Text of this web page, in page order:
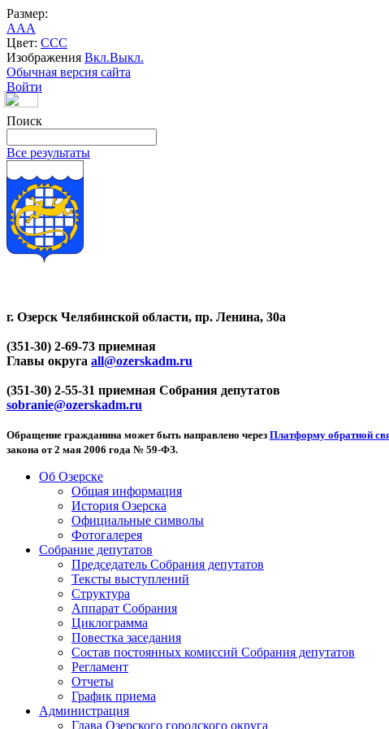
Размер:
AAA
Цвет: CCC
Изображения Вкл.Выкл.
Обычная версия сайта
Войти
Поиск
Все результаты
г. Озерск Челябинской области, пр. Ленина, 30а
(351-30) 2-69-73 приемная
Главы округа all@ozerskadm.ru
(351-30) 2-55-31 приемная Собрания депутатов
sobranie@ozerskadm.ru
Обращение гражданина может быть направлено через Платформу обратной
закона от 2 мая 2006 года № 59-ФЗ.
Об Озерске
Общая информация
История Озерска
Официальные символы
Фотогалерея
Собрание депутатов
Председатель Собрания депутатов
Тексты выступлений
Структура
Аппарат Собрания
Циклограмма
Повестка заседания
Состав постоянных комиссий Собрания депутатов
Регламент
Отчеты
График приема
Администрация
Глава Озерского городского округа